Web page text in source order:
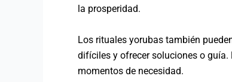
la prosperidad.
Los rituales yorubas también
difíciles y ofrecer soluciones o guía.
momentos de necesidad.